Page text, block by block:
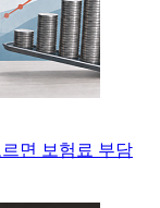
면 보험료 부담